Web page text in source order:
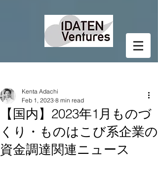
【国内】2023年1月ものづ
くり・ものはこび系企業の
資金調達関連ニュース
Kenta Adachi
Feb 1, 2023 8 min read